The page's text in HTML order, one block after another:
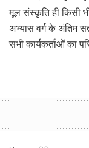
मूल संस्कृति ही किसी
अभ्यास वर्ग के अंतिम
सभी कार्यकर्ताओं का